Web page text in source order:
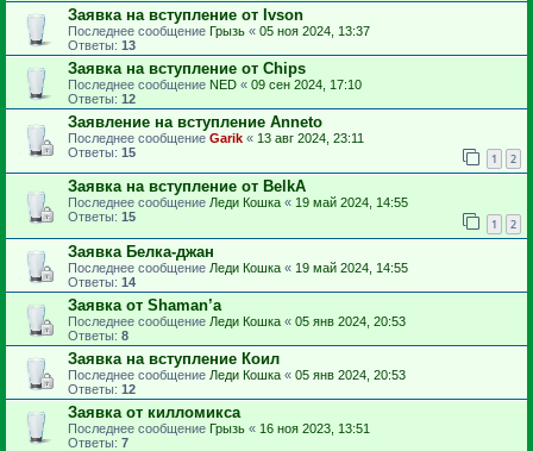
Заявка на вступление от Ivson
Последнее сообщение Грызь « 05 ноя 2024, 13:37
Ответы: 13
Заявка на вступление от Chips
Последнее сообщение NED « 09 сен 2024, 17:10
Ответы: 12
Заявление на вступление Anneto
Последнее сообщение Garik « 13 авг 2024, 23:11
Ответы: 15 1 2
Заявка на вступление от BelkA
Последнее сообщение Леди Кошка « 19 май 2024, 14:55
Ответы: 15 1 2
Заявка Белка-джан
Последнее сообщение Леди Кошка « 19 май 2024, 14:55
Ответы: 14
Заявка от Shaman’a
Последнее сообщение Леди Кошка « 05 янв 2024, 20:53
Ответы: 8
Заявка на вступление Коил
Последнее сообщение Леди Кошка « 05 янв 2024, 20:53
Ответы: 12
Заявка от килломикса
Последнее сообщение Грызь « 16 ноя 2023, 13:51
Ответы: 7